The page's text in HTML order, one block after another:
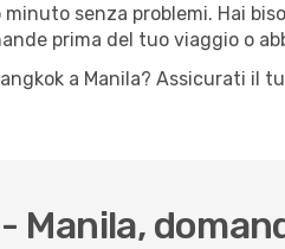
senza problemi. Hai
prima del tuo viaggio o
a Manila? Assicurati il
Manila,